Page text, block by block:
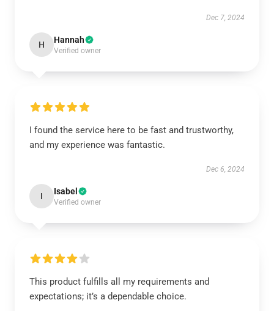
Dec 7, 2024
H Hannah
Verified owner
I found the service here to be fast and trustworthy,
and my experience was fantastic.
Dec 6, 2024
I Isabel
Verified owner
This product fulfills all my requirements and
expectations; it’s a dependable choice.